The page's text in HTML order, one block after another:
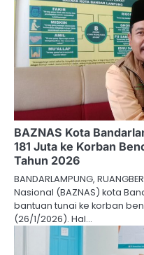
BAZNAS Kota
181 Juta ke Korban
Tahun 2026
BANDARLAMPUNG,
Nasional (BAZNAS) kota
bantuan tunai ke korban
(26/1/2026). Hal…